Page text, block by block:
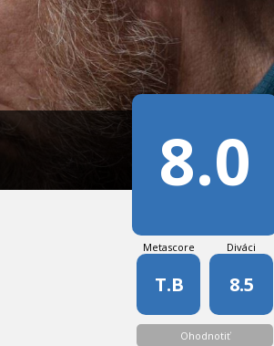
8.0
Metascore
T.B
Diváci
8.5
Ohodnotiť